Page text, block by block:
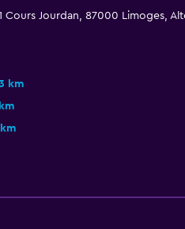
Jourdan, 87000 Limoges,
km